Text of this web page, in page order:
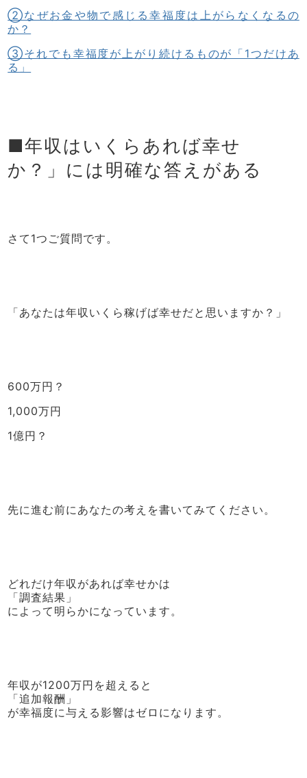
②なぜお金や物で感じる幸福度は上がらなくなるの
か？
③それでも幸福度が上がり続けるものが「1つだけあ
る」
■年収はいくらあれば幸せ
か？」には明確な答えがある
さて1つご質問です。
「あなたは年収いくら稼げば幸せだと思いますか？」
600万円？
1,000万円
1億円？
先に進む前にあなたの考えを書いてみてください。
どれだけ年収があれば幸せかは
「調査結果」
によって明らかになっています。
年収が1200万円を超えると
「追加報酬」
が幸福度に与える影響はゼロになります。